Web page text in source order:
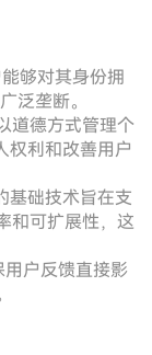
够对其身份拥
泛垄断。
道德方式管理个
权利和改善用户
基础技术旨在支
和可扩展性，这
用户反馈直接影